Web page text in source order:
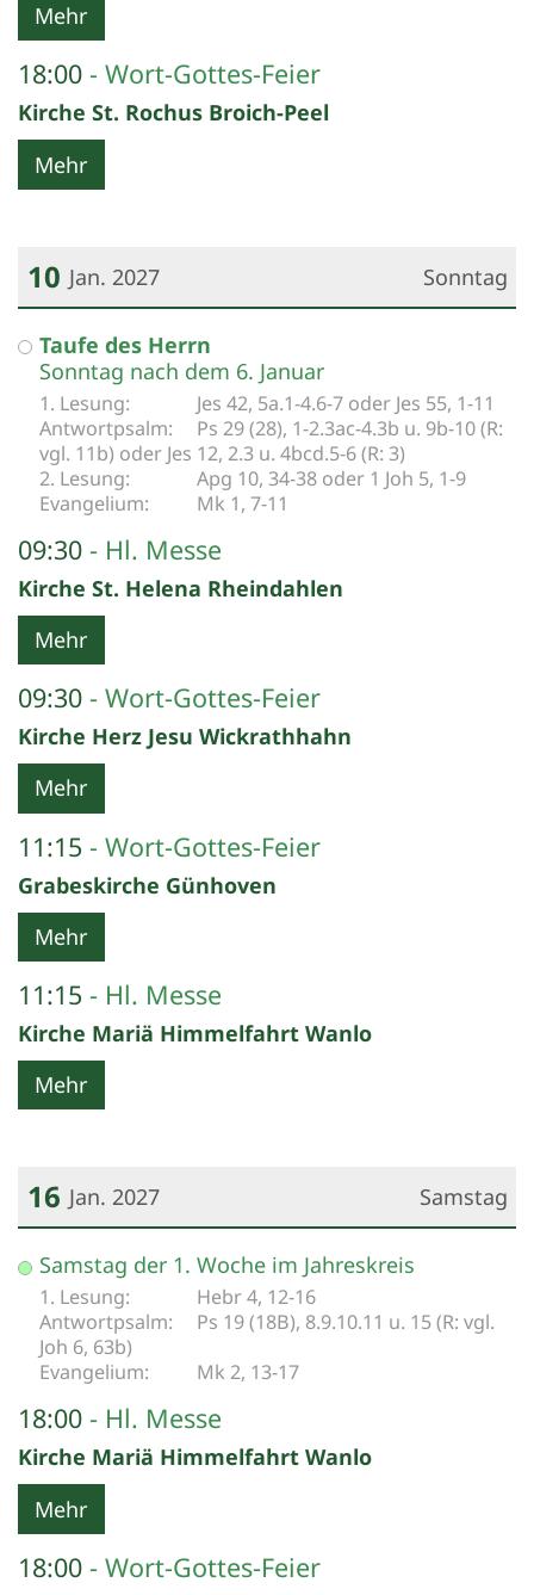
Mehr
18:00 Wort-Gottes-Feier
Kirche St. Rochus Broich-Peel
Mehr
Sonntag
10 Jan. 2027
Datum: 10. Januar 2027
Taufe des Herrn
Sonntag nach dem 6. Januar
Jes 42, 5a.1-4.6-7 oder Jes 55, 1-11
Ps 29 (28), 1-2.3ac-4.3b u. 9b-10 (R:
vgl. 11b) oder Jes 12, 2.3 u. 4bcd.5-6 (R: 3)
Apg 10, 34-38 oder 1 Joh 5, 1-9
Mk 1, 7-11
09:30 Hl. Messe
Kirche St. Helena Rheindahlen
Mehr
09:30 Wort-Gottes-Feier
Kirche Herz Jesu Wickrathhahn
Mehr
11:15 Wort-Gottes-Feier
Grabeskirche Günhoven
Mehr
11:15 Hl. Messe
Kirche Mariä Himmelfahrt Wanlo
Mehr
Samstag
16 Jan. 2027
Datum: 16. Januar 2027
Samstag der 1. Woche im Jahreskreis
Hebr 4, 12-16
Ps 19 (18B), 8.9.10.11 u. 15 (R: vgl.
Joh 6, 63b)
Mk 2, 13-17
18:00 Hl. Messe
Kirche Mariä Himmelfahrt Wanlo
Mehr
18:00 Wort-Gottes-Feier